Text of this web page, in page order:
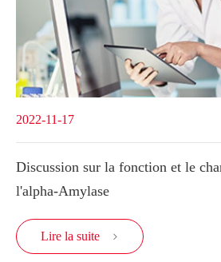
2022-11-17
Discussion sur la fonction et le
l'alpha-Amylase
Lire la suite 